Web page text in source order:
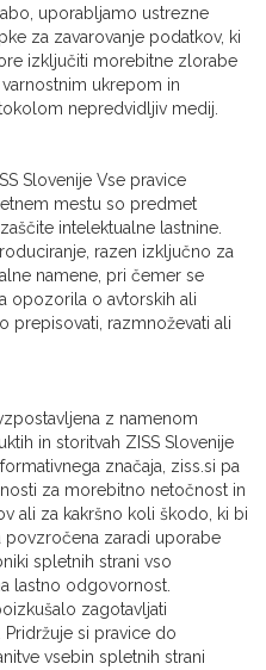
uporabljamo ustrezne
za zavarovanje podatkov, ki
izključiti morebitne zlorabe
ukrepom in
nepredvidljiv medij.
Slovenije Vse pravice
mestu so predmet
intelektualne lastnine.
razen izključno za
namene, pri čemer se
opozorila o avtorskih ali
prepisovati, razmnoževati ali
z namenom
in storitvah ZISS Slovenije
značaja, ziss.si pa
za morebitno netočnost in
ali za kakršno koli škodo, ki bi
povzročena zaradi uporabe
spletnih strani vso
lastno odgovornost.
zagotavljati
Pridržuje si pravice do
vsebin spletnih strani